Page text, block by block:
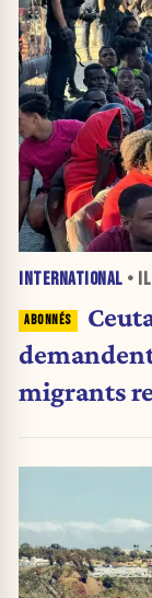
INTERNATIONAL •
migrants